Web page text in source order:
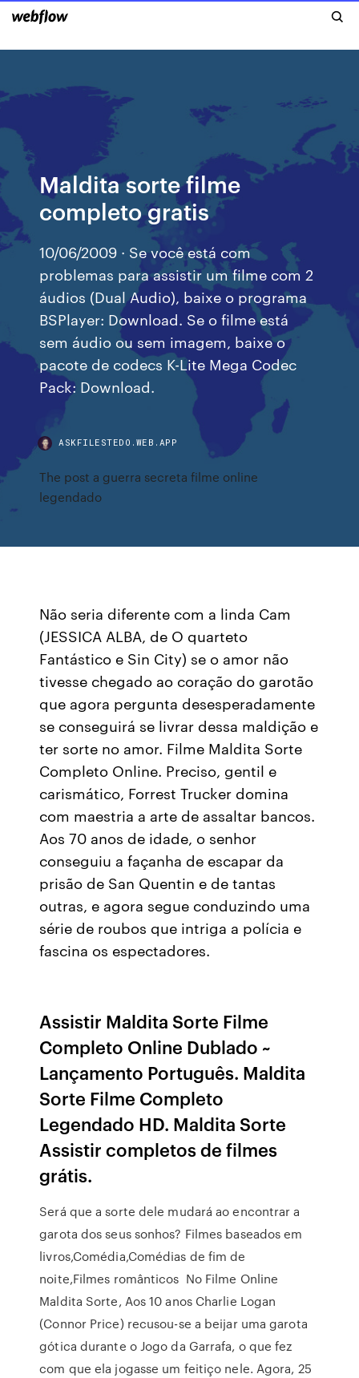
Maldita sorte filme
completo gratis
10/06/2009 · Se você está com
problemas para assistir um filme com 2
áudios (Dual Audio), baixe o programa
BSPlayer: Download. Se o filme está
sem áudio ou sem imagem, baixe o
pacote de codecs K-Lite Mega Codec
Pack: Download.
ASKFILESTEDO.WEB.APP
The post a guerra secreta filme online
legendado
Não seria diferente com a linda Cam
(JESSICA ALBA, de O quarteto
Fantástico e Sin City) se o amor não
tivesse chegado ao coração do garotão
que agora pergunta desesperadamente
se conseguirá se livrar dessa maldição e
ter sorte no amor. Filme Maldita Sorte
Completo Online. Preciso, gentil e
carismático, Forrest Trucker domina
com maestria a arte de assaltar bancos.
Aos 70 anos de idade, o senhor
conseguiu a façanha de escapar da
prisão de San Quentin e de tantas
outras, e agora segue conduzindo uma
série de roubos que intriga a polícia e
fascina os espectadores.
Assistir Maldita Sorte Filme
Completo Online Dublado ~
Lançamento Português. Maldita
Sorte Filme Completo
Legendado HD. Maldita Sorte
Assistir completos de filmes
grátis.
Será que a sorte dele mudará ao encontrar a
garota dos seus sonhos? Filmes baseados em
livros,Comédia,Comédias de fim de
noite,Filmes românticos No Filme Online
Maldita Sorte, Aos 10 anos Charlie Logan
(Connor Price) recusou-se a beijar uma garota
gótica durante o Jogo da Garrafa, o que fez
com que ela jogasse um feitiço nele. Agora, 25